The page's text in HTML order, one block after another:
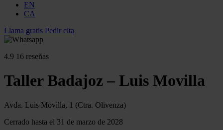
EN
CA
Llama gratis Pedir cita
4.9 16 reseñas
Taller Badajoz – Luis Movilla
Avda. Luis Movilla, 1 (Ctra. Olivenza)
Cerrado hasta el 31 de marzo de 2028